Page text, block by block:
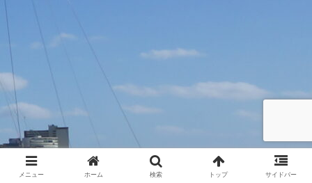
メニュー ホーム 検索 トップ サイドバー